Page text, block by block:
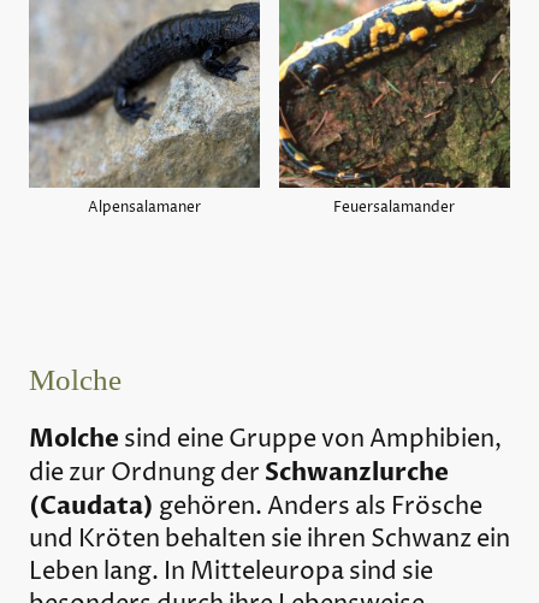
Alpensalamaner Feuersalamander
Molche
Molche sind eine Gruppe von Amphibien,
die zur Ordnung der Schwanzlurche
(Caudata) gehören. Anders als Frösche
und Kröten behalten sie ihren Schwanz ein
Leben lang. In Mitteleuropa sind sie